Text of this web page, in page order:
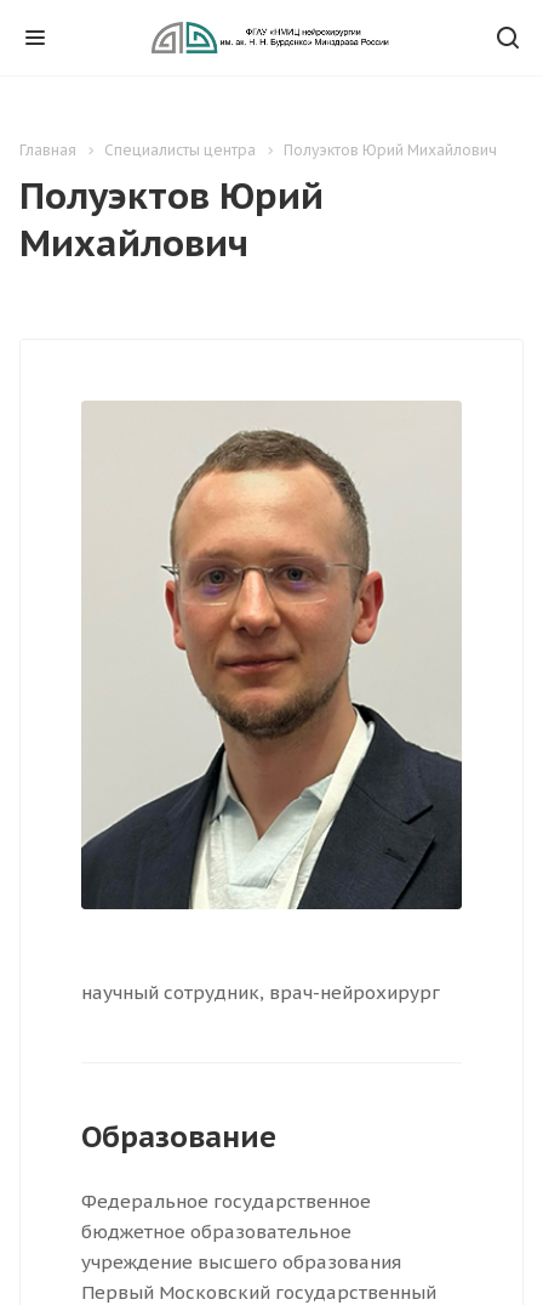
Главная Специалисты центра Полуэктов Юрий Михайлович
Полуэктов Юрий
Михайлович
научный сотрудник, врач-нейрохирург
Образование
Федеральное государственное
бюджетное образовательное
учреждение высшего образования
Первый Московский государственный